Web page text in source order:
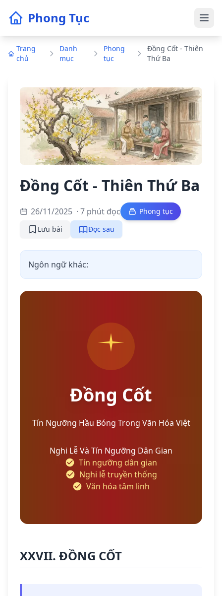
Phong Tục
Trang
chủ
Danh
mục
Phong
tục
Đồng Cốt - Thiên
Thứ Ba
Đồng Cốt - Thiên Thứ Ba
26/11/2025 · 7 phút đọc
Phong tục
Lưu bài
Đọc sau
Ngôn ngữ khác:
Đồng Cốt
Tín Ngưỡng Hầu Bóng Trong Văn Hóa Việt
Nghi Lễ Và Tín Ngưỡng Dân Gian
Tín ngưỡng dân gian
Nghi lễ truyền thống
Văn hóa tâm linh
XXVII. ĐỒNG CỐT